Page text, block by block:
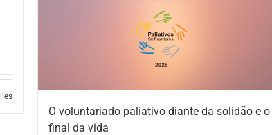
O voluntariado paliativo diante da solidão e o
final da vida